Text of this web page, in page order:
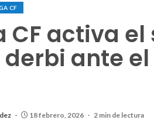
CF
CF activa
ante
18 febrero, 2026 2 min de lectura